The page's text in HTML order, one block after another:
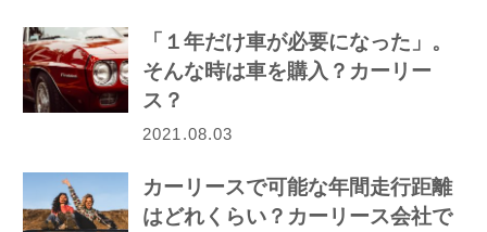
「１年だけ車が必要になった」。
そんな時は車を購入？カーリー
ス？
2021.08.03
カーリースで可能な年間走行距離
はどれくらい？カーリース会社で